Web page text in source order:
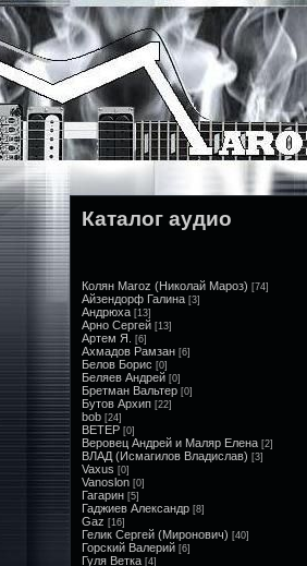
Каталог аудио
Колян Maroz (Николай Мароз) [74]
Айзендорф Галина [3]
Андрюха [13]
Арно Сергей [13]
Артем Я. [6]
Ахмадов Рамзан [6]
Белов Борис [0]
Беляев Андрей [0]
Бретман Вальтер [0]
Бутов Архип [22]
bob [24]
ВЕТЕР [0]
Веровец Андрей и Маляр Елена [2]
ВЛАД (Исмагилов Владислав) [3]
Vaxus [0]
Vanoslon [0]
Гагарин [5]
Гаджиев Александр [8]
Gaz [16]
Гелик Сергей (Миронович) [40]
Горский Валерий [6]
Гуля Ветка [4]